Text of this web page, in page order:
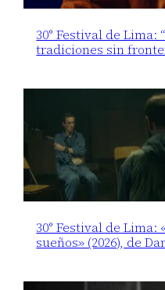
30° Festival de Lima:
tradiciones sin
30° Festival de
sueños» (2026), de